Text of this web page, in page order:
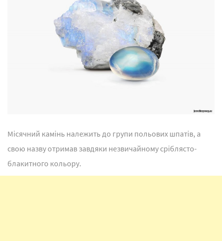
Місячний камінь належить до групи польових шпатів, а
свою назву отримав завдяки незвичайному сріблясто-
блакитного кольору.